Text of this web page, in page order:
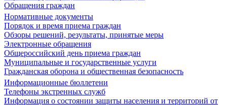
Обращения граждан
Нормативные документы
Порядок и время приема граждан
Обзоры решений, результаты, принятые меры
Электронные обращения
Общероссийский день приема граждан
Муниципальные и государственные услуги
Гражданская оборона и общественная безопасность
Информационные бюллетени
Телефоны экстренных служб
Информация о состоянии защиты населения и территорий от